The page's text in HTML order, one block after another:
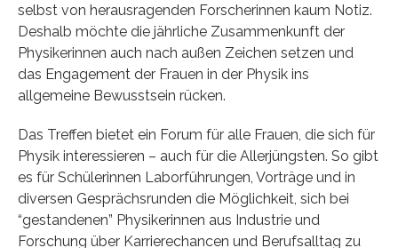
selbst von herausragenden Forscherinnen kaum Notiz.
Deshalb möchte die jährliche Zusammenkunft der
Physikerinnen auch nach außen Zeichen setzen und
das Engagement der Frauen in der Physik ins
allgemeine Bewusstsein rücken.
Das Treffen bietet ein Forum für alle Frauen, die sich für
Physik interessieren – auch für die Allerjüngsten. So gibt
es für Schülerinnen Laborführungen, Vorträge und in
diversen Gesprächsrunden die Möglichkeit, sich bei
“gestandenen” Physikerinnen aus Industrie und
Forschung über Karrierechancen und Berufsalltag zu